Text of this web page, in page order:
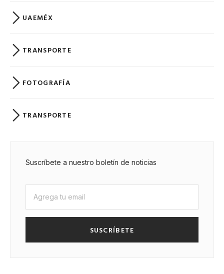
UAEMÉX
TRANSPORTE
FOTOGRAFÍA
TRANSPORTE
Suscríbete a nuestro boletín de noticias
SUSCRÍBETE